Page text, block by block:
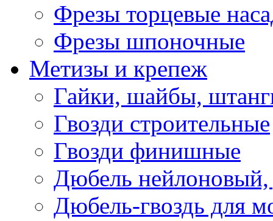
Фрезы торцевые
Фрезы шпоночные
Метизы и крепеж
Гайки, шайбы,
Гвозди строительные
Гвозди финишные
Дюбель нейлоновый,
Дюбель-гвоздь для